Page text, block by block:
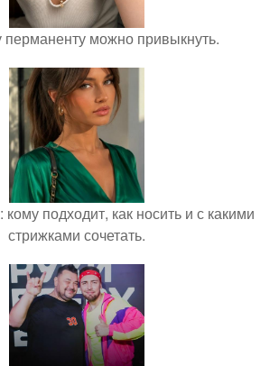
перманенту можно привыкнуть.
подходит, как носить и с какими
стрижками сочетать.